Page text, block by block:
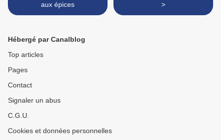
aux épices
>
Hébergé par Canalblog
Top articles
Pages
Contact
Signaler un abus
C.G.U.
Cookies et données personnelles